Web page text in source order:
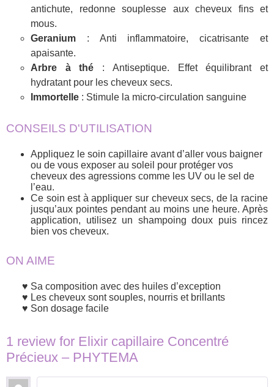
antichute, redonne souplesse aux cheveux fins et
mous.
Geranium : Anti inflammatoire, cicatrisante et
apaisante.
Arbre à thé : Antiseptique. Effet équilibrant et
hydratant pour les cheveux secs.
Immortelle : Stimule la micro-circulation sanguine
CONSEILS D'UTILISATION
Appliquez le soin capillaire avant d’aller vous baigner
ou de vous exposer au soleil pour protéger vos
cheveux des agressions comme les UV ou le sel de
l’eau.
Ce soin est à appliquer sur cheveux secs, de la racine
jusqu’aux pointes pendant au moins une heure. Après
application, utilisez un shampoing doux puis rincez
bien vos cheveux.
ON AIME
Sa composition avec des huiles d’exception
Les cheveux sont souples, nourris et brillants
Son dosage facile
1 review for Elixir capillaire Concentré
Précieux – PHYTEMA